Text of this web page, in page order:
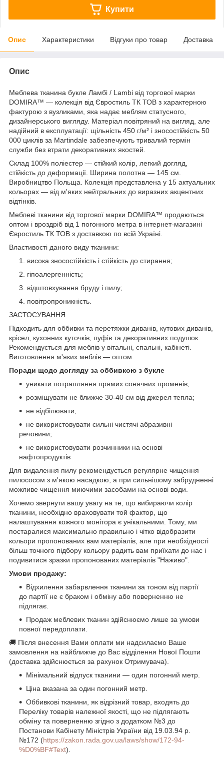
Купити
Опис Характеристики Відгуки про товар Доставка
Опис
Меблева тканина букле Ламбі / Lambi від торгової марки
DOMIRA™ — колекція від Євростиль ТК ТОВ з характерною
фактурою з вузликами, яка надає меблям статусного,
дизайнерського вигляду. Матеріал повітряний на вигляд, але
надійний в експлуатації: щільність 450 г/м² і зносостійкість 50
000 циклів за Martindale забезпечують тривалий термін
служби без втрати декоративних якостей.
Склад 100% поліестер — стійкий колір, легкий догляд,
стійкість до деформації. Ширина полотна — 145 см.
Виробництво Польща. Колекція представлена у 15 актуальних
кольорах — від м'яких нейтральних до виразних акцентних
відтінків.
Меблеві тканини від торгової марки DOMIRA™ продаються
оптом і вроздріб від 1 погонного метра в інтернет-магазині
Євростиль ТК ТОВ з доставкою по всій Україні.
Властивості даного виду тканини:
висока зносостійкість і стійкість до стирання;
гіпоалергенність;
відштовхування бруду і пилу;
повітропроникність.
ЗАСТОСУВАННЯ
Підходить для оббивки та перетяжки диванів, кутових диванів,
крісел, кухонних куточків, пуфів та декоративних подушок.
Рекомендується для меблів у вітальні, спальні, кабінеті.
Виготовлення м'яких меблів — оптом.
Поради щодо догляду за оббивкою з букле
уникати потрапляння прямих сонячних променів;
розміщувати не ближче 30-40 см від джерел тепла;
не відбілювати;
не використовувати сильні чистячі абразивні
речовини;
не використовувати розчинники на основі
нафтопродуктів
Для видалення пилу рекомендується регулярне чищення
пилососом з м'якою насадкою, а при сильнішому забрудненні
можливе чищення миючими засобами на основі води.
Хочемо звернути вашу увагу на те, що вибираючи колір
тканини, необхідно враховувати той фактор, що
налаштування кожного монітора є унікальними. Тому, ми
постаралися максимально правильно і чітко відобразити
кольори пропонованих вам матеріалів, але при необхідності
більш точного підбору кольору радить вам приїхати до нас і
подивитися зразки пропонованих матеріалів "Наживо".
Умови продажу:
Відхилення забарвлення тканини за тоном від партії
до партії не є браком і обміну або поверненню не
підлягає.
Продаж меблевих тканин здійснюємо лише за умови
повної передоплати.
🚚 Після внесення Вами оплати ми надсилаємо Ваше
замовлення на найближче до Вас відділення Нової Пошти
(доставка здійснюється за рахунок Отримувача).
Мінімальний відпуск тканини — один погонний метр.
Ціна вказана за один погонний метр.
Оббивкові тканини, як відрізний товар, входять до
Переліку товарів належної якості, що не підлягають
обміну та поверненню згідно з додатком №3 до
Постанови Кабінету Міністрів України від 19.03.94 р.
№172 (https://zakon.rada.gov.ua/laws/show/172-94-
%D0%BF#Text).